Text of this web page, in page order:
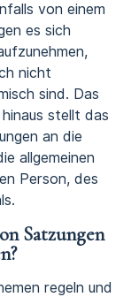
von einem
es sich
nicht
sind. Das
stellt das
an die
allgemeinen
Person, des
Satzungen
regeln und